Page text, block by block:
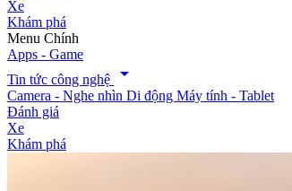
Xe
Khám phá
search
Menu Chính
Apps - Game
Tin tức công nghệ
arrow_drop_down
Camera - Nghe nhìn Di động Máy tính - Tablet
Đánh giá
Xe
Khám phá